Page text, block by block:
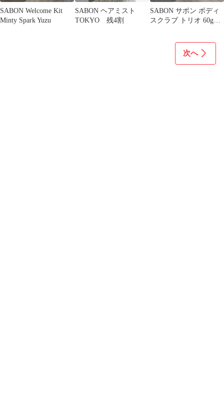
SABON Welcome Kit
Minty Spark Yuzu
SABON ヘアミスト
TOKYO 残4割
SABON サボン ボディ
スクラブ トリオ 60g×3
次へ